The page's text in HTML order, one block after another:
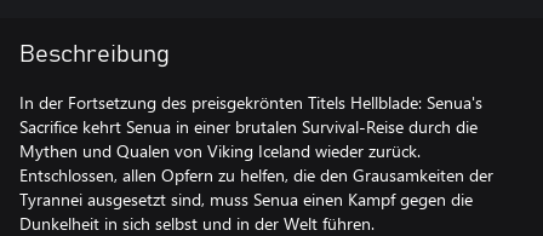
Beschreibung
In der Fortsetzung des preisgekrönten Titels Hellblade: Senua's
Sacrifice kehrt Senua in einer brutalen Survival-Reise durch die
Mythen und Qualen von Viking Iceland wieder zurück.
Entschlossen, allen Opfern zu helfen, die den Grausamkeiten der
Tyrannei ausgesetzt sind, muss Senua einen Kampf gegen die
Dunkelheit in sich selbst und in der Welt führen.